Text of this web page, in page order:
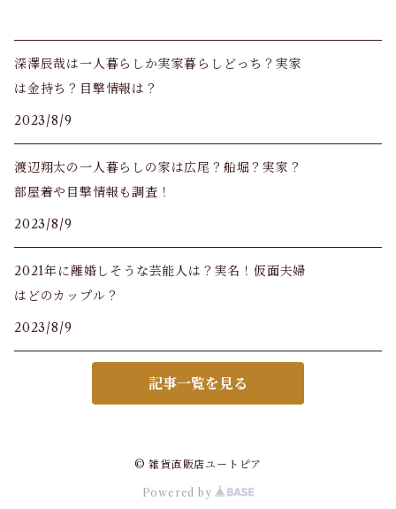
深澤辰哉は一人暮らしか実家暮らしどっち？実家
は金持ち？目撃情報は？
2023/8/9
渡辺翔太の一人暮らしの家は広尾？船堀？実家？
部屋着や目撃情報も調査！
2023/8/9
2021年に離婚しそうな芸能人は？実名！仮面夫婦
はどのカップル？
2023/8/9
記事一覧を見る
© 雑貨直販店ユートピア
Powered by